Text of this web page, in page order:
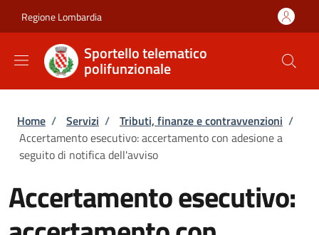
Regione Lombardia
Sportello telematico
polifunzionale
Briciole di pane
Home / Servizi / Tributi, finanze e contravvenzioni /
Accertamento esecutivo: accertamento con adesione a
seguito di notifica dell'avviso
Accertamento esecutivo: